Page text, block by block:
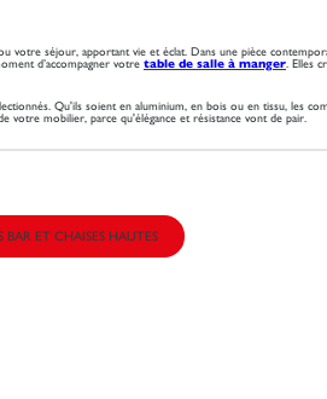
votre séjour, apportant vie et éclat. Dans une pièce
d’accompagner votre table de salle à manger . Elles
Qu'ils soient en aluminium, en bois ou en tissu, les
votre mobilier, parce qu'élégance et résistance vont de pair.
BAR ET CHAISES HAUTES